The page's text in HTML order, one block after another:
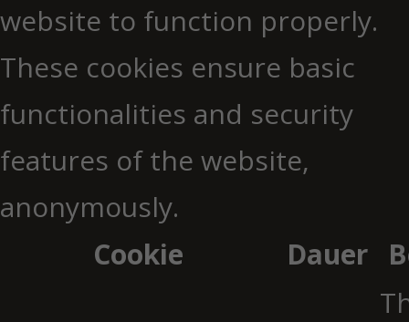
website to function properly.
These cookies ensure basic
functionalities and security
features of the website,
anonymously.
Cookie
Dauer